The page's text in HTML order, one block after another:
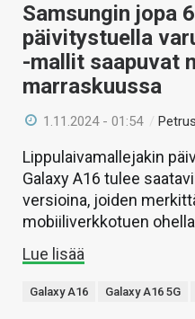
Samsungin jopa
päivitystuella
-mallit saapuvat
marraskuussa
1.11.2024 - 01:54 /
Lippulaivamallejakin
Galaxy A16 tulee
versioina, joiden
mobiiliverkkotuen
Lue lisää
Galaxy A16 Galaxy A16 5G